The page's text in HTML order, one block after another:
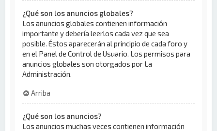
¿Qué son los anuncios globales?
Los anuncios globales contienen información
importante y debería leerlos cada vez que sea
posible. Éstos aparecerán al principio de cada foro y
en el Panel de Control de Usuario. Los permisos para
anuncios globales son otorgados por La
Administración.
Arriba
¿Qué son los anuncios?
Los anuncios muchas veces contienen información